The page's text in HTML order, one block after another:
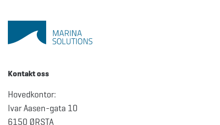
Kontakt oss
Hovedkontor:
Ivar Aasen-gata 10
6150 ØRSTA